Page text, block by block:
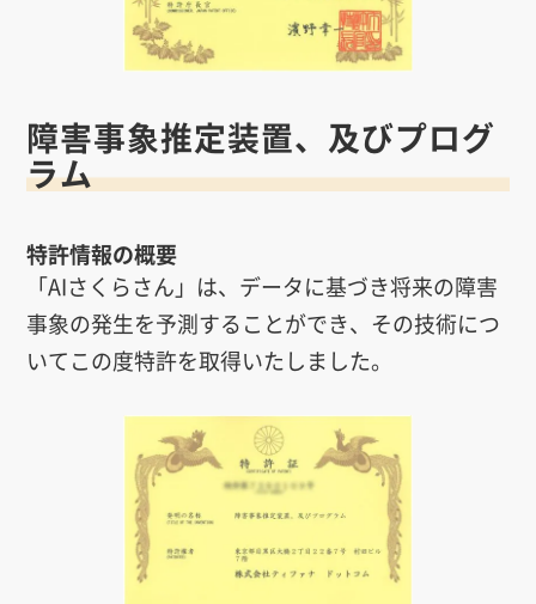
障害事象推定装置、及びプログ
ラム
特許情報の概要
「AIさくらさん」は、データに基づき将来の障害
事象の発生を予測することができ、その技術につ
いてこの度特許を取得いたしました。